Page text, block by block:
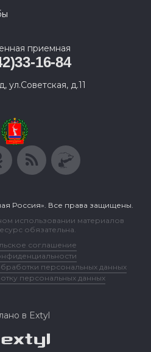
приемная
16-84
ул.Советская, д.11
Россия». Все права защищены.
использовании материалов
обязательна.
соглашение
персональных данных
персональных данных
в Extyl